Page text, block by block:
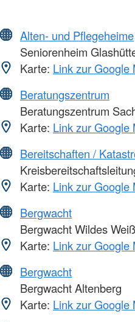
Alten- und Pflegeheime
Seniorenheim
Karte: Link zur Google
Beratungszentrum
Beratungszentrum
Karte: Link zur Google
Bereitschaften /
Karte: Link zur Google
Bergwacht
Bergwacht Wildes
Karte: Link zur Google
Bergwacht
Bergwacht Altenberg
Karte: Link zur Google